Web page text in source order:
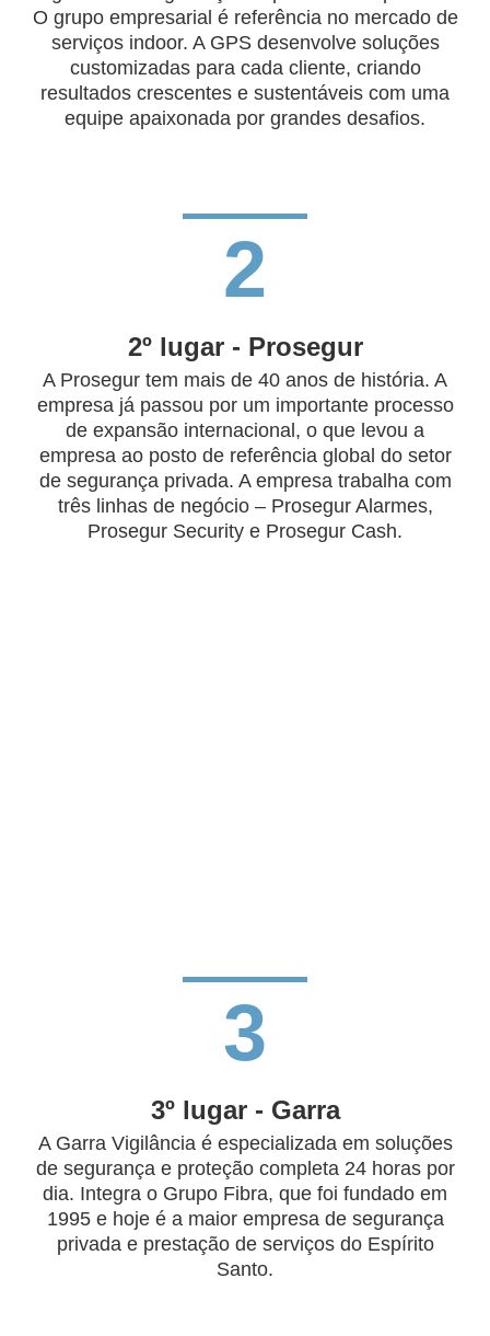
O grupo empresarial é referência no mercado de
serviços indoor. A GPS desenvolve soluções
customizadas para cada cliente, criando
resultados crescentes e sustentáveis com uma
equipe apaixonada por grandes desafios.
2
2º lugar - Prosegur
A Prosegur tem mais de 40 anos de história. A
empresa já passou por um importante processo
de expansão internacional, o que levou a
empresa ao posto de referência global do setor
de segurança privada. A empresa trabalha com
três linhas de negócio – Prosegur Alarmes,
Prosegur Security e Prosegur Cash.
3
3º lugar - Garra
A Garra Vigilância é especializada em soluções
de segurança e proteção completa 24 horas por
dia. Integra o Grupo Fibra, que foi fundado em
1995 e hoje é a maior empresa de segurança
privada e prestação de serviços do Espírito
Santo.